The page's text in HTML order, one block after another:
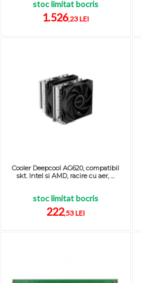
stoc limitat bocris
1.526,23 LEI
Cooler Deepcool AG620, compatibil
skt. Intel si AMD, racire cu aer, ...
stoc limitat bocris
222,53 LEI